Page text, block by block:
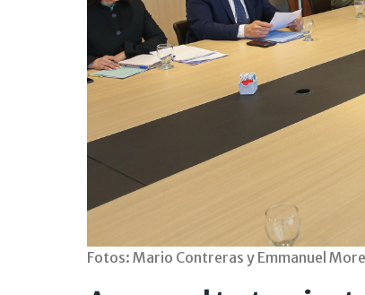
Fotos: Mario Contreras y Emmanuel